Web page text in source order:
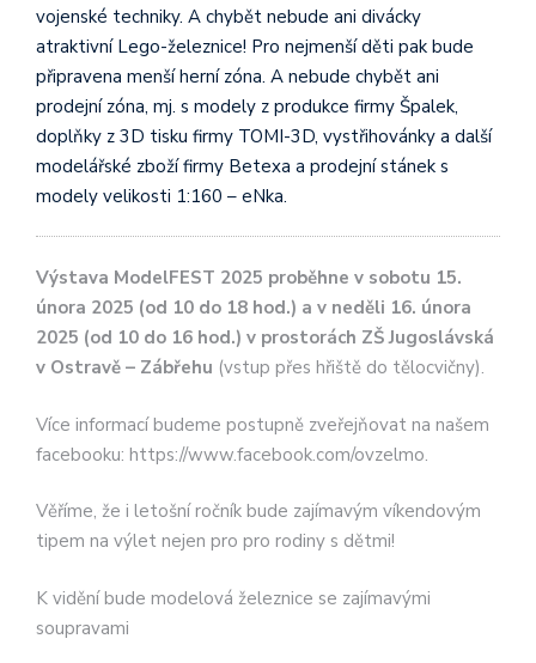
vojenské techniky. A chybět nebude ani divácky
atraktivní Lego-železnice! Pro nejmenší děti pak bude
připravena menší herní zóna. A nebude chybět ani
prodejní zóna, mj. s modely z produkce firmy Špalek,
doplňky z 3D tisku firmy TOMI-3D, vystřihovánky a další
modelářské zboží firmy Betexa a prodejní stánek s
modely velikosti 1:160 – eNka.
Výstava ModelFEST 2025 proběhne v sobotu 15.
února 2025 (od 10 do 18 hod.) a v neděli 16. února
2025 (od 10 do 16 hod.) v prostorách ZŠ Jugoslávská
v Ostravě – Zábřehu (vstup přes hřiště do tělocvičny).
Více informací budeme postupně zveřejňovat na našem
facebooku: https://www.facebook.com/ovzelmo.
Věříme, že i letošní ročník bude zajímavým víkendovým
tipem na výlet nejen pro pro rodiny s dětmi!
K vidění bude modelová železnice se zajímavými
soupravami